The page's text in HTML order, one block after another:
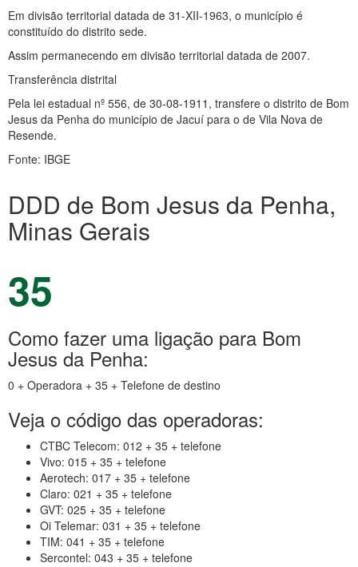
Em divisão territorial datada de 31-XII-1963, o município é
constituído do distrito sede.
Assim permanecendo em divisão territorial datada de 2007.
Transferência distrital
Pela lei estadual nº 556, de 30-08-1911, transfere o distrito de Bom
Jesus da Penha do município de Jacuí para o de Vila Nova de
Resende.
Fonte: IBGE
DDD de Bom Jesus da Penha,
Minas Gerais
35
Como fazer uma ligação para Bom
Jesus da Penha:
0 + Operadora + 35 + Telefone de destino
Veja o código das operadoras:
CTBC Telecom: 012 + 35 + telefone
Vivo: 015 + 35 + telefone
Aerotech: 017 + 35 + telefone
Claro: 021 + 35 + telefone
GVT: 025 + 35 + telefone
Oi Telemar: 031 + 35 + telefone
TIM: 041 + 35 + telefone
Sercontel: 043 + 35 + telefone